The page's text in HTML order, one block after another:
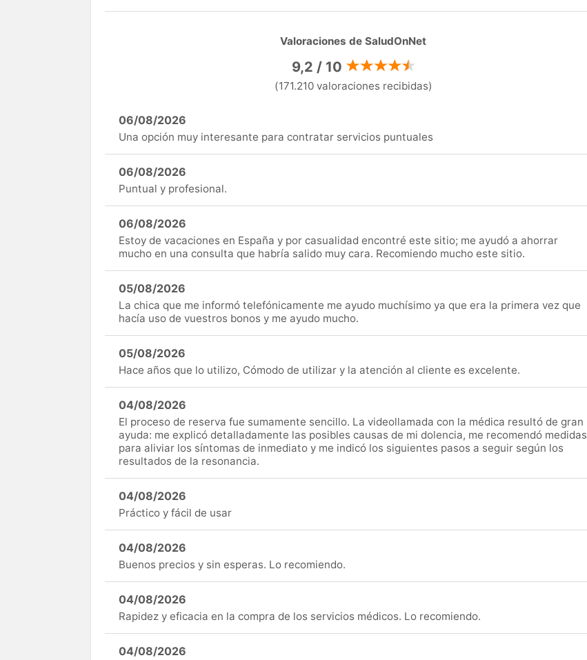
Valoraciones de SaludOnNet
9,2 / 10
(171.210 valoraciones recibidas)
06/08/2026
Una opción muy interesante para contratar servicios puntuales
06/08/2026
Puntual y profesional.
06/08/2026
Estoy de vacaciones en España y por casualidad encontré este sitio; me ayudó a ahorrar
mucho en una consulta que habría salido muy cara. Recomiendo mucho este sitio.
05/08/2026
La chica que me informó telefónicamente me ayudo muchísimo ya que era la primera vez que
hacía uso de vuestros bonos y me ayudo mucho.
05/08/2026
Hace años que lo utilizo, Cómodo de utilizar y la atención al cliente es excelente.
04/08/2026
El proceso de reserva fue sumamente sencillo. La videollamada con la médica resultó de gran
ayuda: me explicó detalladamente las posibles causas de mi dolencia, me recomendó medidas
para aliviar los síntomas de inmediato y me indicó los siguientes pasos a seguir según los
resultados de la resonancia.
04/08/2026
Práctico y fácil de usar
04/08/2026
Buenos precios y sin esperas. Lo recomiendo.
04/08/2026
Rapidez y eficacia en la compra de los servicios médicos. Lo recomiendo.
04/08/2026